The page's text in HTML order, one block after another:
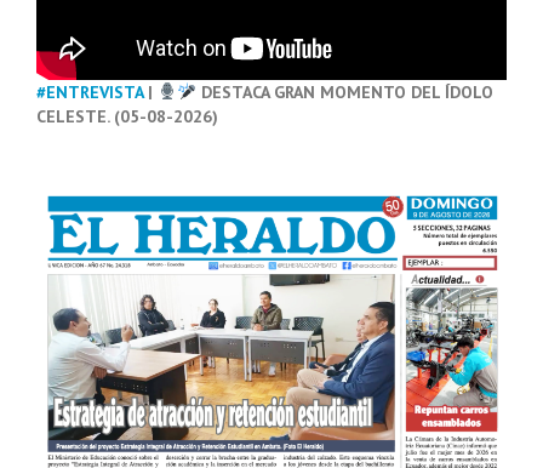
#ENTREVISTA|
DESTACA GRAN MOMENTO DEL ÍDOLO
CELESTE. (05-08-2026)